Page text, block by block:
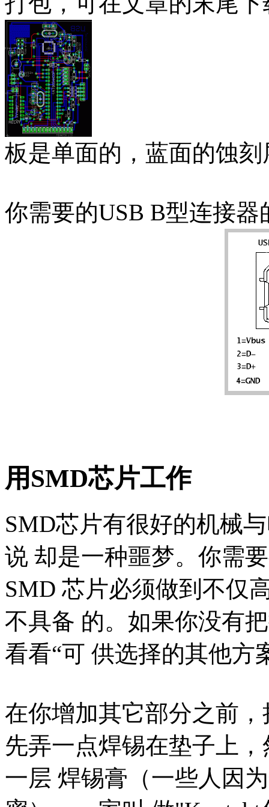
板是单面的，蓝面的蚀
你需要的USB B型连接
用SMD芯片工作
SMD芯片有很好的机械
说 却是一种噩梦。你需
SMD 芯片必须做到不仅
不具备 的。如果你没有
看看“可 供选择的其他方
在你增加其它部分之前
先弄一点焊锡在垫子上
一层 焊锡膏（一些人因